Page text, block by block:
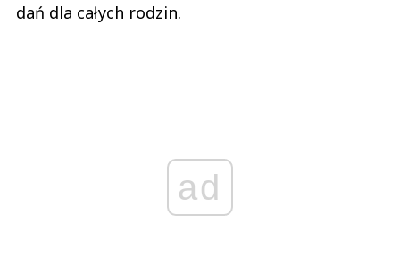
dań dla całych rodzin.
ad